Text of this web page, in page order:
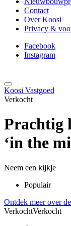
Contact
Over Koosi
Privacy &
Facebook
Instagram
Koosi Vastgoed
Verkocht
Prachtig
‘in the
Neem een kijkje
Populair
Ontdek meer over
VerkochtVerkocht